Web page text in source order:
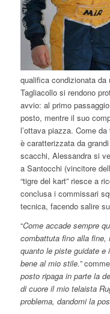
qualifica condizionata da
Tagliacollo si rendono
avvio: al primo
posto, mentre il suo
l’ottava piazza. Come
è caratterizzata da
scacchi, Alessandra si
a Santocchi (vincitore
“tigre del kart” riesce a
conclusa i commissari
tecnica, facendo salire
“Come accade sempre
combattuta fino alla
quanto le piste guidate
bene al mio stile.”
posto ripaga in parte la
di cuore il mio telaista
problema, dandomi la